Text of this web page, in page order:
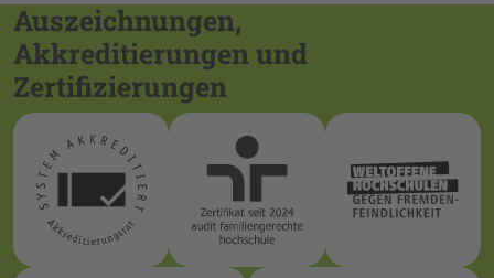
Auszeichnungen,
Akkreditierungen und
Zertifizierungen